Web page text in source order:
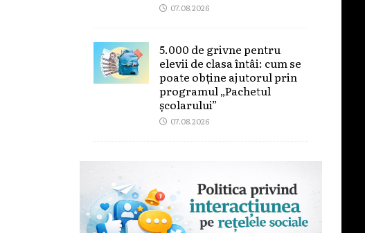
07.08.2026
5.000 de grivne pentru
elevii de clasa întâi: cum se
poate obține ajutorul prin
programul „Pachetul
școlarului”
07.08.2026